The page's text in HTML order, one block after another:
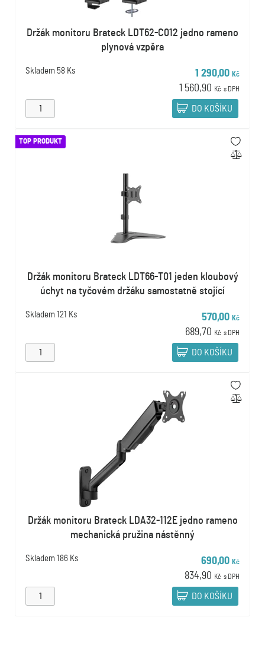
Držák monitoru Brateck LDT62-C012 jedno rameno
plynová vzpěra
Skladem 58 Ks 1 290,00 Kč
1 560,90 Kč s DPH
DO KOŠÍKU
TOP PRODUKT
Držák monitoru Brateck LDT66-T01 jeden kloubový
úchyt na tyčovém držáku samostatně stojící
Skladem 121 Ks 570,00 Kč
689,70 Kč s DPH
DO KOŠÍKU
Držák monitoru Brateck LDA32-112E jedno rameno
mechanická pružina nástěnný
Skladem 186 Ks 690,00 Kč
834,90 Kč s DPH
DO KOŠÍKU